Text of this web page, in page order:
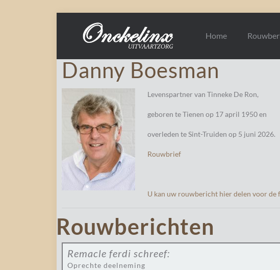
Home
Danny Boesman
Levenspartner van Tinneke De Ron,
geboren te Tienen op 17 april 1950 en
overleden te Sint-Truiden op 5 juni 2026.
Rouwbrief
U kan uw rouwbericht hier delen voor de
Rouwberichten
Remacle ferdi schreef:
Oprechte deelneming